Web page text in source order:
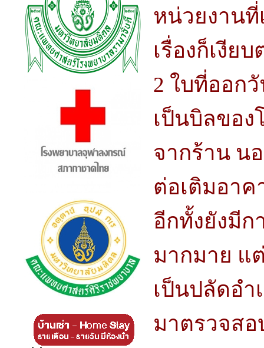
หน่วยงานที่
เรื่องก็เงีย
2 ใบที่ออก
เป็นบิลของ
จากร้าน น
ต่อเติมอา
อีกทั้งยังมีก
มากมาย แ
เป็นปลัดอำ
มาตรวจส